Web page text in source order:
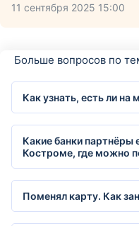
11 сентября 2025 15:00
Больше вопросов по
Как узнать, есть ли на
Какие банки партнёры
Костроме, где можно
Поменял карту. Как